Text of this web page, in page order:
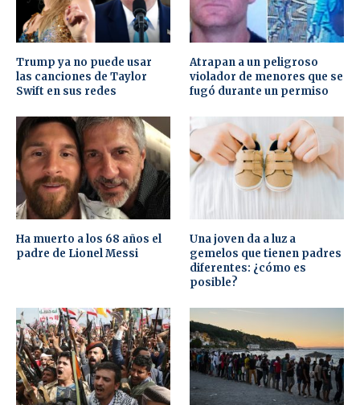
Trump ya no puede usar
las canciones de Taylor
Swift en sus redes
Atrapan a un peligroso
violador de menores que se
fugó durante un permiso
Ha muerto a los 68 años el
padre de Lionel Messi
Una joven da a luz a
gemelos que tienen padres
diferentes: ¿cómo es
posible?